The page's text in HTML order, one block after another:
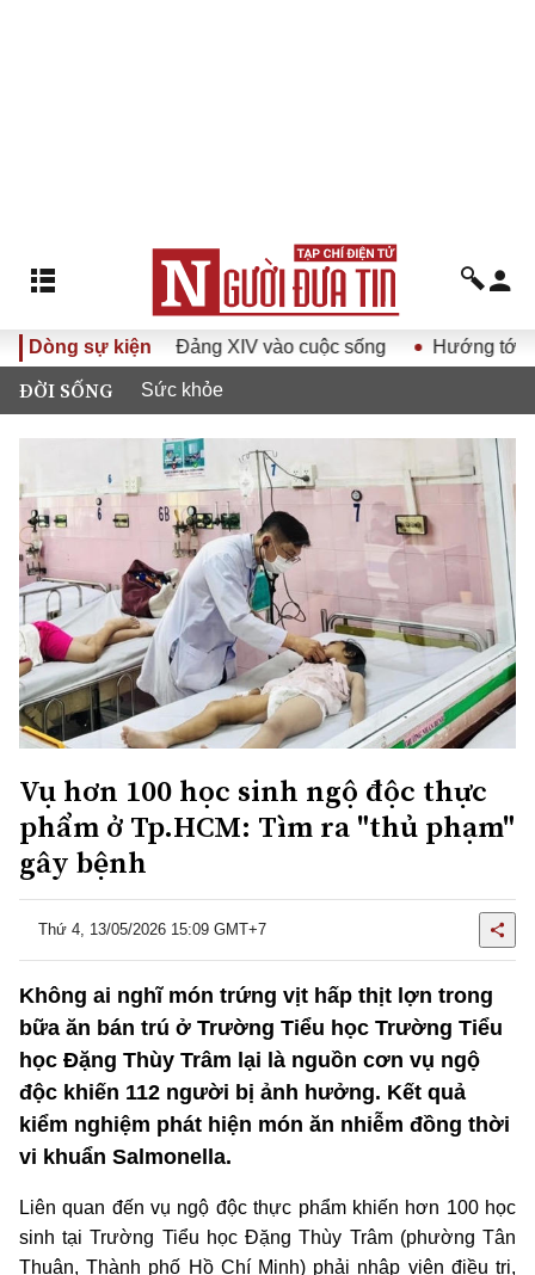
Dòng sự kiện
Đại hội Đảng XIV vào cuộc sống Hướng tới Đại hội
ĐỜI SỐNG Sức khỏe
Vụ hơn 100 học sinh ngộ độc thực
phẩm ở Tp.HCM: Tìm ra "thủ phạm"
gây bệnh
Thứ 4, 13/05/2026 15:09 GMT+7
Không ai nghĩ món trứng vịt hấp thịt lợn trong
bữa ăn bán trú ở Trường Tiểu học Trường Tiểu
học Đặng Thùy Trâm lại là nguồn cơn vụ ngộ
độc khiến 112 người bị ảnh hưởng. Kết quả
kiểm nghiệm phát hiện món ăn nhiễm đồng thời
vi khuẩn Salmonella.
Liên quan đến vụ ngộ độc thực phẩm khiến hơn 100 học
sinh tại Trường Tiểu học Đặng Thùy Trâm (phường Tân
Thuận, Thành phố Hồ Chí Minh) phải nhập viện điều trị,